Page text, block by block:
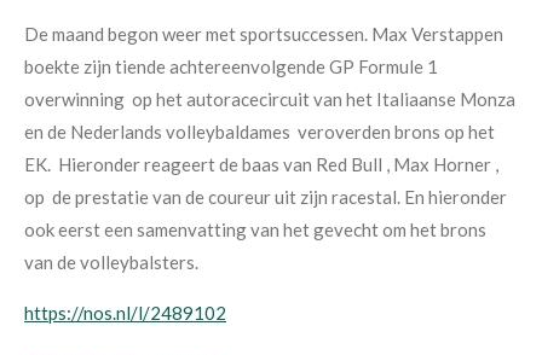
De maand begon weer met sportsuccessen. Max Verstappen
boekte zijn tiende achtereenvolgende GP Formule 1
overwinning op het autoracecircuit van het Italiaanse Monza
en de Nederlands volleybaldames veroverden brons op het
EK. Hieronder reageert de baas van Red Bull , Max Horner ,
op de prestatie van de coureur uit zijn racestal. En hieronder
ook eerst een samenvatting van het gevecht om het brons
van de volleybalsters.
https://nos.nl/l/2489102